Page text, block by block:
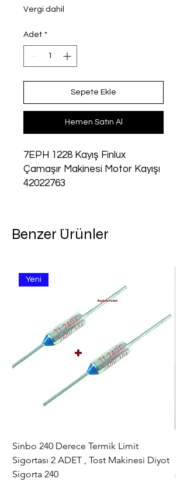
Vergi dahil
Adet *
Sepete Ekle
Hemen Satın Al
7EPH 1228 Kayış Finlux
Çamaşır Makinesi Motor Kayışı
42022763
Benzer Ürünler
Yeni
Sinbo 240 Derece Termik Limit
Sigortası 2 ADET , Tost Makinesi Diyot
Sigorta 240